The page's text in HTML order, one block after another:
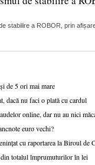
stabilire a ROBOR, prin
de 5 ori mai mare
dacă nu faci o plată cu cardul
online, dar nu au nici
euro vechi?
cu raportarea la Biroul de
totalul împrumuturilor în lei